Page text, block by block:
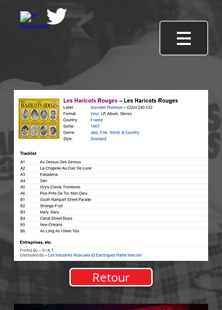
Retour